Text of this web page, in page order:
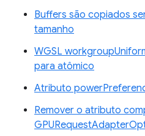
Buffers são copiados
tamanho
WGSL
para atômico
Atributo
Remover o atributo